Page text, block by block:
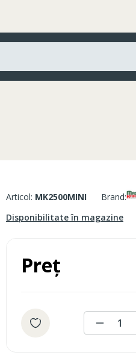
Articol: MK2500MINI Brand:
Disponibilitate în magazine
Preț
1